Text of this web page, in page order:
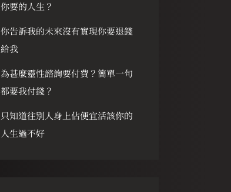
你要的人生？
你告訴我的未來沒有實現你要退錢
給我
為甚麼靈性諮詢要付費？簡單一句
都要我付錢？
只知道往別人身上佔便宜活該你的
人生過不好